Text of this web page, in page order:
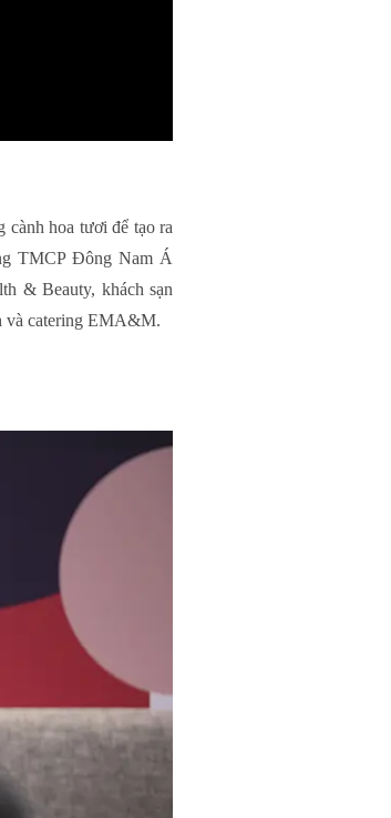
cành hoa tươi để tạo ra
TMCP Đông Nam Á
& Beauty, khách sạn
và catering EMA&M.